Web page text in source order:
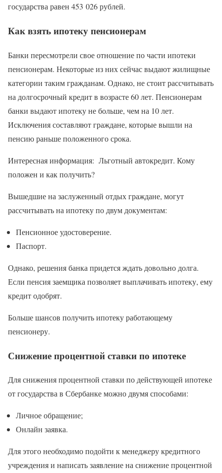
государства равен 453 026 рублей.
Как взять ипотеку пенсионерам
Банки пересмотрели свое отношение по части ипотеки
пенсионерам. Некоторые из них сейчас выдают жилищные
категории таким гражданам. Однако, не стоит рассчитывать
на долгосрочный кредит в возрасте 60 лет. Пенсионерам
банки выдают ипотеку не больше, чем на 10 лет.
Исключения составляют граждане, которые вышли на
пенсию раньше положенного срока.
Интересная информация: Льготный автокредит. Кому
положен и как получить?
Вышедшие на заслуженный отдых граждане, могут
рассчитывать на ипотеку по двум документам:
Пенсионное удостоверение.
Паспорт.
Однако, решения банка придется ждать довольно долга.
Если пенсия заемщика позволяет выплачивать ипотеку, ему
кредит одобрят.
Больше шансов получить ипотеку работающему
пенсионеру.
Снижение процентной ставки по ипотеке
Для снижения процентной ставки по действующей ипотеке
от государства в Сбербанке можно двумя способами:
Личное обращение;
Онлайн заявка.
Для этого необходимо подойти к менеджеру кредитного
учреждения и написать заявление на снижение процентной